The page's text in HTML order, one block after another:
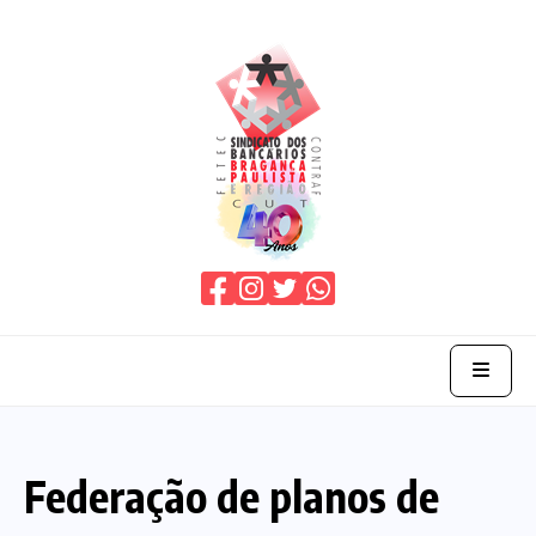
O Sindicato
Federação de planos de